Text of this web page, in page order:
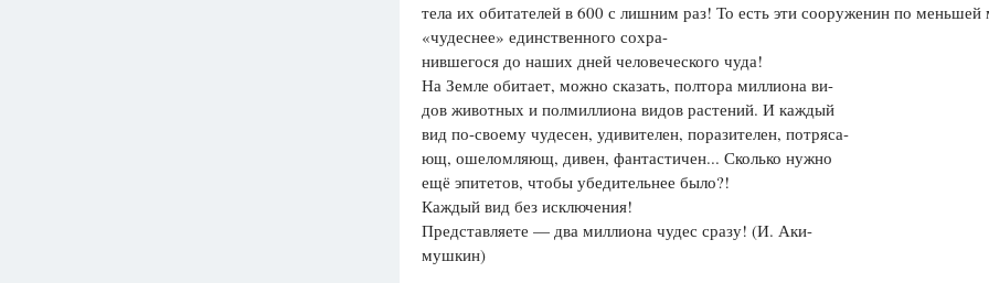
тела их обитателей в 600 с лишним раз! То есть эти сооруженин по меньшей
«чудеснее» единственного сохра-
нившегося до наших дней человеческого чуда!
На Земле обитает, можно сказать, полтора миллиона ви-
дов животных и полмиллиона видов растений. И каждый
вид по-своему чудесен, удивителен, поразителен, потряса-
ющ, ошеломляющ, дивен, фантастичен... Сколько нужно
ещё эпитетов, чтобы убедительнее было?!
Каждый вид без исключения!
Представляете — два миллиона чудес сразу! (И. Аки-
мушкин)